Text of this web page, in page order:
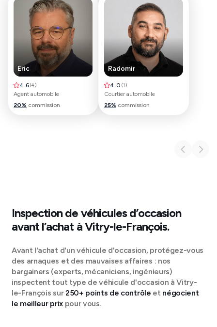
Eric
4.6(4)
Agent automobile
20% commission
Radomir
4.0 (1)
Courtier automobile
25% commission
Inspection de véhicules d’occasion
avant l’achat àVitry-le-François.
Avant l'achat d'un véhicule d'occasion, protégez-vous
des arnaques et des mauvaises affaires : nos
bargainers (experts, mécaniciens, ingénieurs)
inspectent tout type de véhicule d'occasion à Vitry-
le-François sur250+ points de contrôle et négocient
le meilleur prixpour vous.